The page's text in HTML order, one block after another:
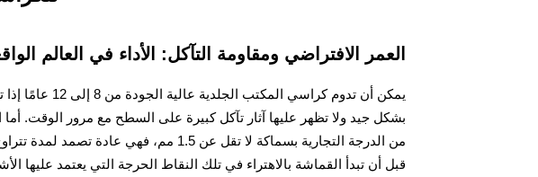
العمر الافتراضي ومقاومة التآكل: الأداء في العالم
يمكن أن تدوم
بشكل جيد ولا تظهر عليها آثار تآكل كبيرة على السطح مع مرور الوقت.
قبل أن تبدأ القماشة بالاهتراء في تلك النقاط الحرجة التي يعتمد عليها